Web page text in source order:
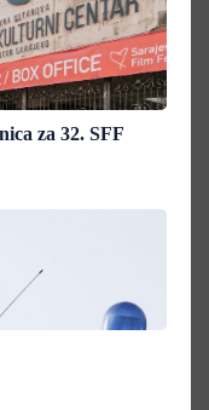
za 32. SFF